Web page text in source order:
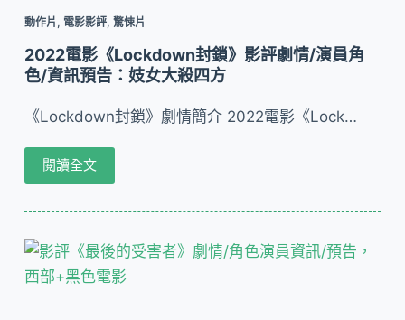
動作片 , 電影影評, 驚悚片
2022電影《Lockdown封鎖》影評劇情/演員角
色/資訊預告：妓女大殺四方
《Lockdown封鎖》劇情簡介 2022電影《Lock…
閱讀全文